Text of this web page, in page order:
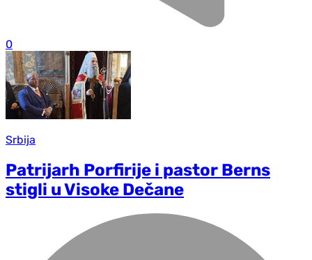
0
Srbija
Patrijarh Porfirije i pastor Berns
stigli u Visoke Dečane